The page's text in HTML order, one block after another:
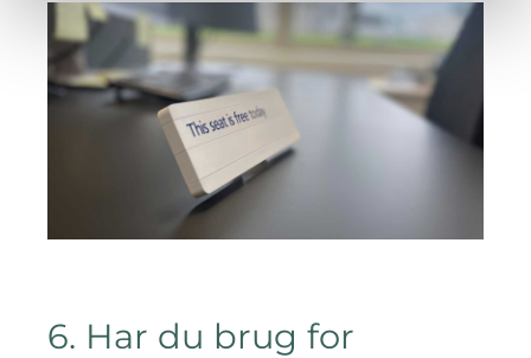
6. Har du brug for